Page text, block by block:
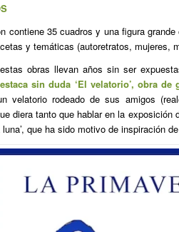
contiene 35 cuadros y una figura
y temáticas (autoretratos, mujeres,
obras llevan años sin ser
sin duda ‘El velatorio’, obra
velatorio rodeado de sus amigos
diera tanto que hablar en la
luna’, que ha sido motivo de inspiración